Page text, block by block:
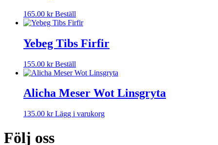
kan
väljas
165.00 kr Beställ
Yebeg Tibs Firfir
155.00 kr Beställ
Alicha Meser Wot Linsgryta
135.00 kr Lägg i varukorgDen
Följ oss